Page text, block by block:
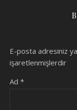
E-posta adresiniz
işaretlenmişlerdir
Ad *